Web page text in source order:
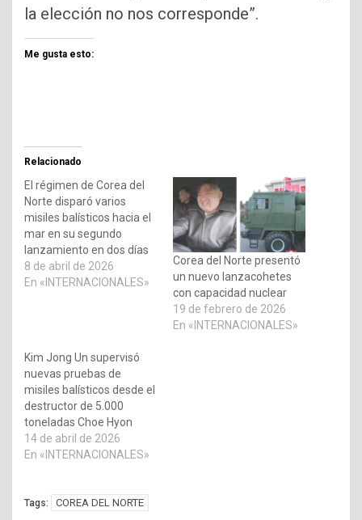
la elección no nos corresponde”.
Me gusta esto:
Relacionado
El régimen de Corea del
Norte disparó varios
misiles balísticos hacia el
mar en su segundo
lanzamiento en dos días
8 de abril de 2026
En «INTERNACIONALES»
Corea del Norte presentó
un nuevo lanzacohetes
con capacidad nuclear
19 de febrero de 2026
En «INTERNACIONALES»
Kim Jong Un supervisó
nuevas pruebas de
misiles balísticos desde el
destructor de 5.000
toneladas Choe Hyon
14 de abril de 2026
En «INTERNACIONALES»
Tags: COREA DEL NORTE